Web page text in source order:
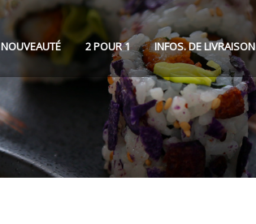
NOUVEAUTÉ 2 POUR 1 INFOS. DE LIVRAISON